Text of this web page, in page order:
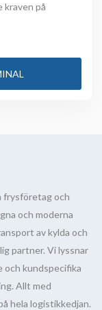
kraven på
frysföretag och
och moderna
av kylda och
partner. Vi lyssnar
och kundspecifika
Allt med
hela logistikkedjan.